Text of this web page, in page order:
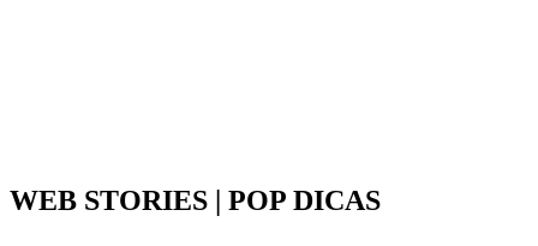
WEB STORIES | POP DICAS